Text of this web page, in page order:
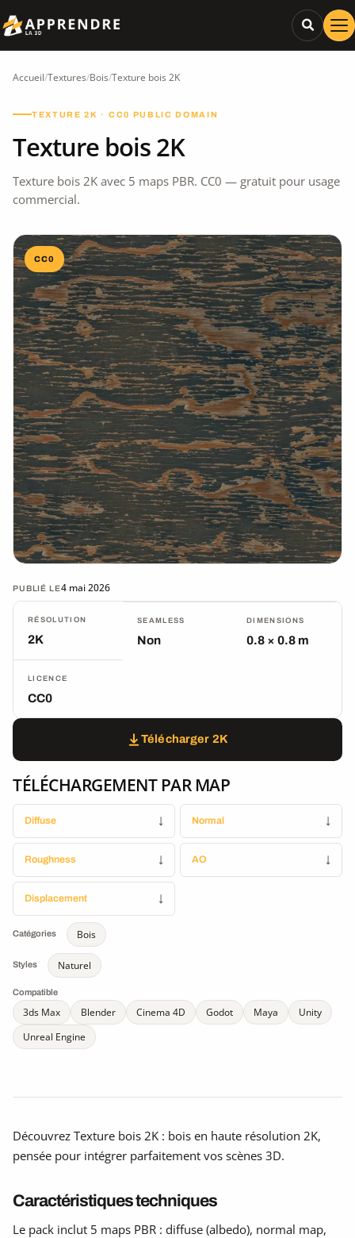
Accueil/Textures/Bois/Texture bois 2K
TEXTURE 2K · CC0 PUBLIC DOMAIN
Texture bois 2K
Texture bois 2K avec 5 maps PBR. CC0 — gratuit pour usage
commercial.
CC0
PUBLIÉ LE4 mai 2026
RÉSOLUTION
2K
SEAMLESS
Non
DIMENSIONS
0.8 × 0.8 m
LICENCE
CC0
Télécharger 2K
TÉLÉCHARGEMENT PAR MAP
Diffuse ↓ Normal ↓
Roughness ↓ AO ↓
Displacement ↓
Catégories Bois
Styles Naturel
Compatible
3ds Max Blender Cinema 4D Godot Maya
Unity
Unreal Engine
Découvrez Texture bois 2K : bois en haute résolution 2K,
pensée pour intégrer parfaitement vos scènes 3D.
Caractéristiques techniques
Le pack inclut 5 maps PBR : diffuse (albedo), normal map,